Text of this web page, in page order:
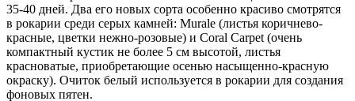
35-40 дней. Два его новых сорта особенно красиво смотрятся
в рокарии среди серых камней: Murale (листья коричнево-
красные, цветки нежно-розовые) и Coral Carpet (очень
компактный кустик не более 5 см высотой, листья
красноватые, приобретающие осенью насыщенно-красную
окраску). Очиток белый используется в рокарии для создания
фоновых пятен.